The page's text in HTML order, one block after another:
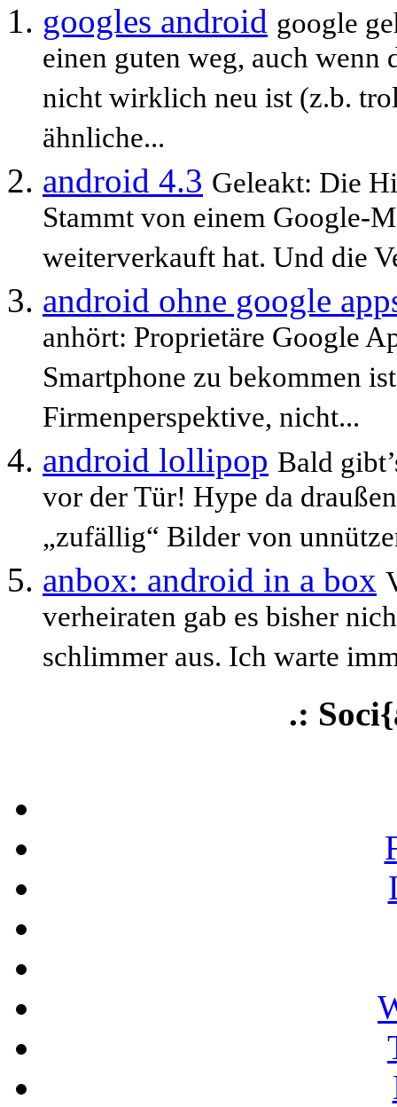
googles android google
einen guten weg, auch wenn
nicht wirklich neu ist (z.b.
ähnliche...
android 4.3 Geleakt: Die
Stammt von einem Google-
weiterverkauft hat. Und die
android ohne google
anhört: Proprietäre Google
Smartphone zu bekommen
Firmenperspektive, nicht...
android lollipop Bald
vor der Tür! Hype da
„zufällig“ Bilder von
anbox: android in a box
verheiraten gab es bisher
schlimmer aus. Ich warte
.: